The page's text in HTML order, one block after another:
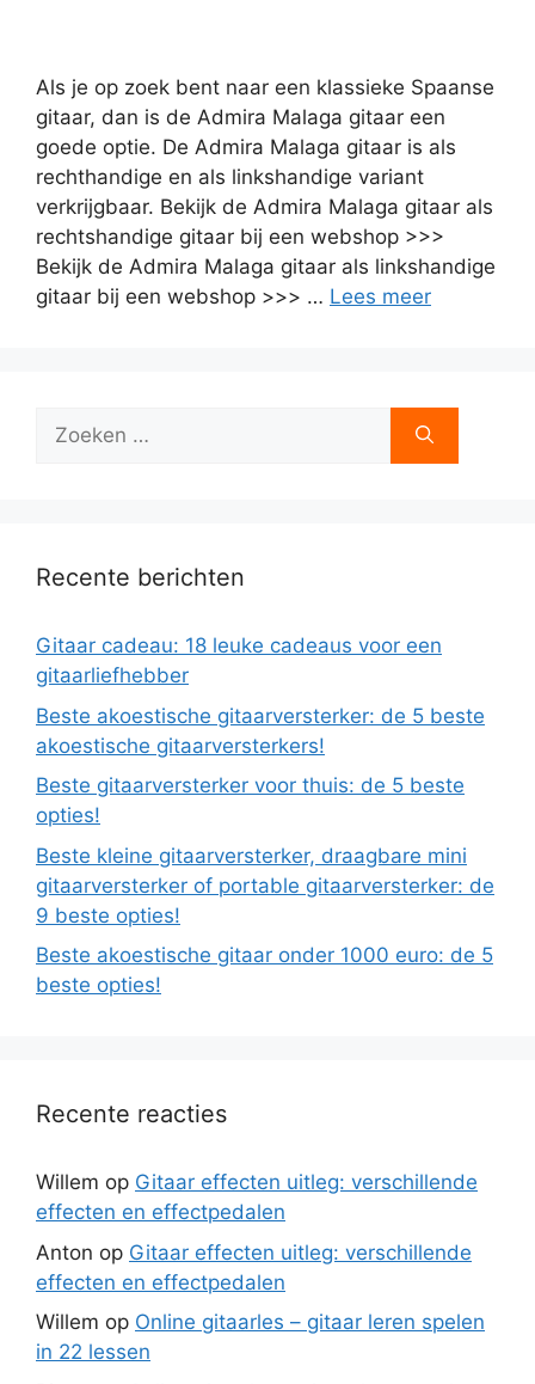
Als je op zoek bent naar een klassieke Spaanse
gitaar, dan is de Admira Malaga gitaar een
goede optie. De Admira Malaga gitaar is als
rechthandige en als linkshandige variant
verkrijgbaar. Bekijk de Admira Malaga gitaar als
rechtshandige gitaar bij een webshop >>>
Bekijk de Admira Malaga gitaar als linkshandige
gitaar bij een webshop >>> … Lees meer
Zoek
Recente berichten
Gitaar cadeau: 18 leuke cadeaus voor een
gitaarliefhebber
Beste akoestische gitaarversterker: de 5 beste
akoestische gitaarversterkers!
Beste gitaarversterker voor thuis: de 5 beste
opties!
Beste kleine gitaarversterker, draagbare mini
gitaarversterker of portable gitaarversterker: de
9 beste opties!
Beste akoestische gitaar onder 1000 euro: de 5
beste opties!
Recente reacties
Willem op Gitaar effecten uitleg: verschillende
effecten en effectpedalen
Anton op Gitaar effecten uitleg: verschillende
effecten en effectpedalen
Willem op Online gitaarles – gitaar leren spelen
in 22 lessen